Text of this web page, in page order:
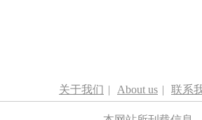
关于我们 | About us | 联系